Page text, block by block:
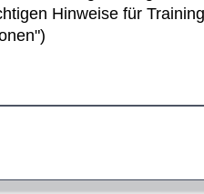
Hinweise für